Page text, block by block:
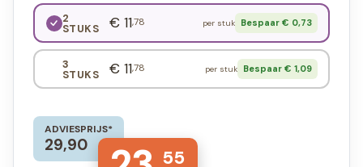
2
STUKS € 11,78 per stuk Bespaar € 0,73
3
STUKS € 11,78 per stuk Bespaar € 1,09
ADVIESPRIJS*
29,90
55